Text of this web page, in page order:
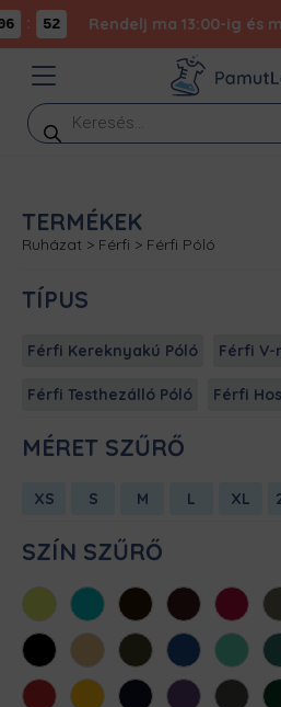
52 Rendelj ma 13:00-ig és
Products
search
TERMÉKEK
Ruházat > Férfi > Férfi Póló
TÍPUS
Férfi Kereknyakú Póló Férfi V-
Férfi Testhezálló Póló Férfi
MÉRET SZŰRŐ
XS S M L XL
SZÍN SZŰRŐ
AlmazöldAtollkékBarnaBordóChili
FeketeHomokKhaki KirálykékMenta
Piros SárgaSötétkékSötétlila